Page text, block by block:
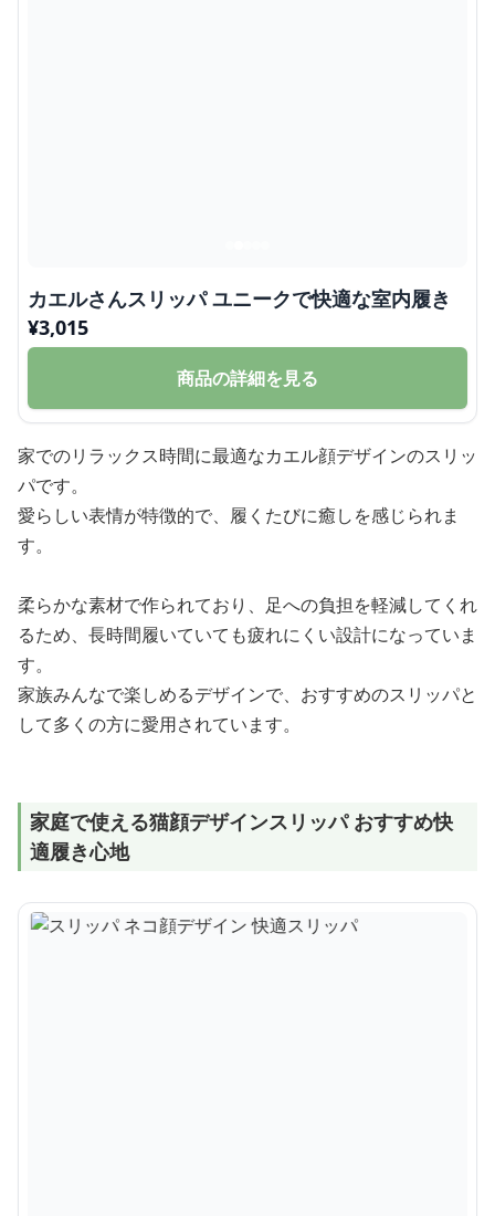
カエルさんスリッパ ユニークで快適な室内履き
¥3,015
商品の詳細を見る
家でのリラックス時間に最適なカエル顔デザインのスリッ
パです。
愛らしい表情が特徴的で、履くたびに癒しを感じられま
す。
柔らかな素材で作られており、足への負担を軽減してくれ
るため、長時間履いていても疲れにくい設計になっていま
す。
家族みんなで楽しめるデザインで、おすすめのスリッパと
して多くの方に愛用されています。
家庭で使える猫顔デザインスリッパ おすすめ快
適履き心地